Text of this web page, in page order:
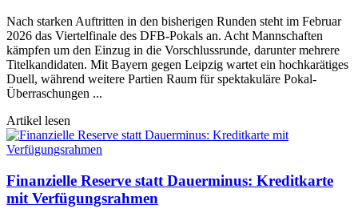
Nach starken Auftritten in den bisherigen Runden steht im Februar
2026 das Viertelfinale des DFB-Pokals an. Acht Mannschaften
kämpfen um den Einzug in die Vorschlussrunde, darunter mehrere
Titelkandidaten. Mit Bayern gegen Leipzig wartet ein hochkarätiges
Duell, während weitere Partien Raum für spektakuläre Pokal-
Überraschungen ...
Artikel lesen
Finanzielle Reserve statt Dauerminus: Kreditkarte
mit Verfügungsrahmen